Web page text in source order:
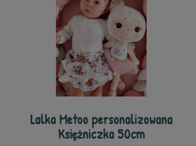
Lalka Metoo personalizowana
Księżniczka 50cm